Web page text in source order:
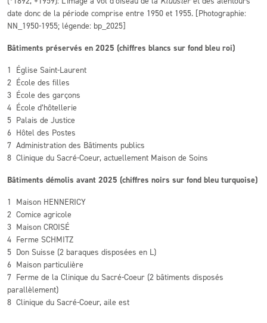
date donc de la période comprise entre 1950 et 1955. [Photographie:
NN_1950-1955; légende: bp_2025]
Bâtiments préservés en 2025 (chiffres blancs sur fond bleu roi)
1 Église Saint-Laurent
2 École des filles
3 École des garçons
4 École d’hôtellerie
5 Palais de Justice
6 Hôtel des Postes
7 Administration des Bâtiments publics
8 Clinique du Sacré-Coeur, actuellement Maison de Soins
Bâtiments démolis avant 2025 (chiffres noirs sur fond bleu turquoise)
1 Maison HENNERICY
2 Comice agricole
3 Maison CROISÉ
4 Ferme SCHMITZ
5 Don Suisse (2 baraques disposées en L)
6 Maison particulière
7 Ferme de la Clinique du Sacré-Coeur (2 bâtiments disposés
parallèlement)
8 Clinique du Sacré-Coeur, aile est